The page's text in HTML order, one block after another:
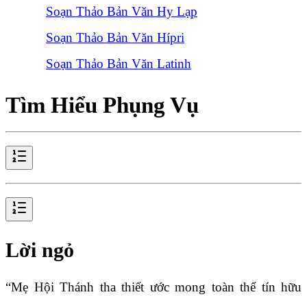
Soạn Thảo Bản Văn Hy Lạp
Soạn Thảo Bản Văn Hípri
Soạn Thảo Bản Văn Latinh
Tìm Hiểu Phụng Vụ
Lời ngỏ
“Mẹ Hội Thánh tha thiết ước mong toàn thể tín hữu